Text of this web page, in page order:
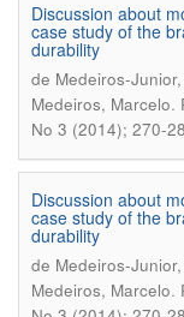
Discussion about
case study of the
durability
de Medeiros-
Medeiros, Marcelo.
No 3 (2014); 270-
Discussion about
case study of the
durability
de Medeiros-
Medeiros, Marcelo.